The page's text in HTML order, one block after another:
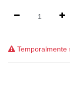
Temporalmente